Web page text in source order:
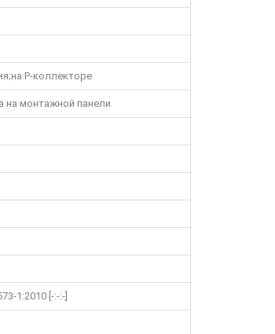
P-коллекторе
на монтажной панели
1:2010 [-:-:-]